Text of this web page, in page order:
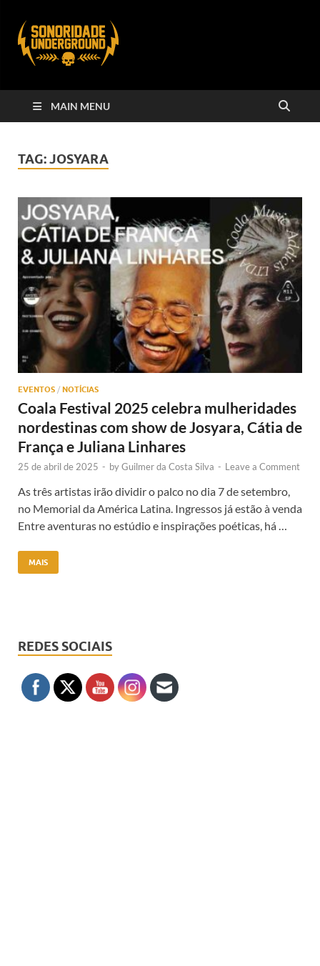
MAIN MENU
TAG:JOSYARA
EVENTOS / NOTÍCIAS
Coala Festival 2025 celebra mulheridades
nordestinas com show de Josyara, Cátia de
França e Juliana Linhares
25 de abril de 2025 - byGuilmer da Costa Silva - Leave a Comment
As três artistas irão dividir o palco no dia 7 de setembro,
no Memorial da América Latina. Ingressos já estão à venda
Entre aventuras no estúdio e inspirações poéticas, há …
MAIS
REDES SOCIAIS